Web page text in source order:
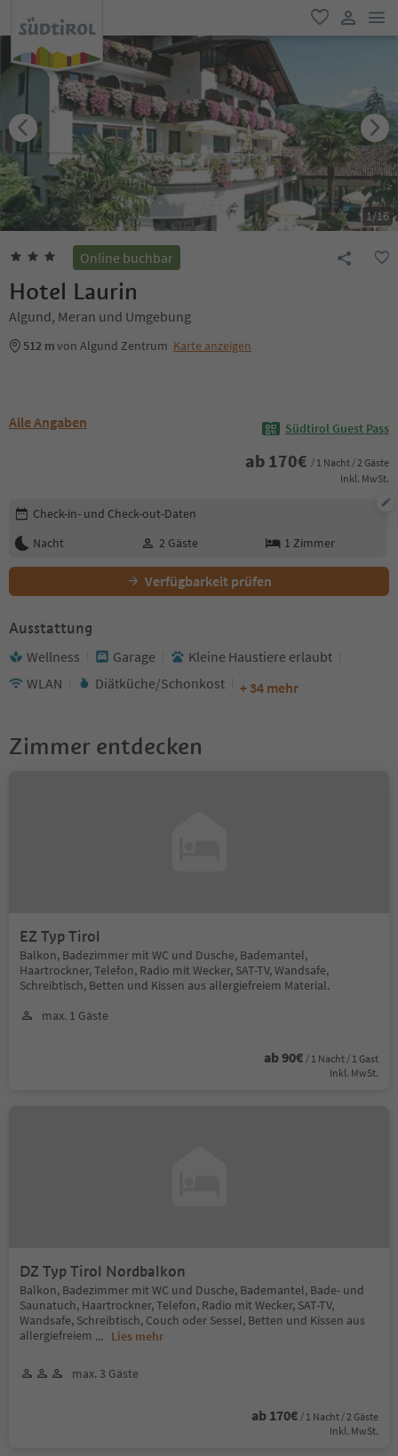
favorit
user link
1/16
Online buchbar
Hotel Laurin
Algund, Meran und Umgebung
512 mvon Algund Zentrum Karte anzeigen
Alle Angaben Südtirol Guest Pass
ab 170€ / 1 Nacht / 2 Gäste
Inkl. MwSt.
Buchungsdetails bearbeiten
Check-in- und Check-out-Daten
Nacht
2 Gäste 1 Zimmer
Verfügbarkeit prüfen
Ausstattung
Wellness Garage
Kleine Haustiere erlaubt
WLAN
Diätküche/Schonkost + 34 mehr
Zimmer entdecken
EZ Typ Tirol
Balkon, Badezimmer mit WC und Dusche, Bademantel,
Haartrockner, Telefon, Radio mit Wecker, SAT-TV, Wandsafe,
Schreibtisch, Betten und Kissen aus allergiefreiem Material.
max. 1 Gäste
ab 90€ / 1 Nacht / 1 Gast
Inkl. MwSt.
DZ Typ Tirol Nordbalkon
Balkon, Badezimmer mit WC und Dusche, Bademantel, Bade- und
Saunatuch, Haartrockner, Telefon, Radio mit Wecker, SAT-TV,
Wandsafe, Schreibtisch, Couch oder Sessel, Betten und Kissen aus
allergiefreiem ... Lies mehr
max. 3 Gäste
ab 170€ / 1 Nacht / 2 Gäste
Inkl. MwSt.